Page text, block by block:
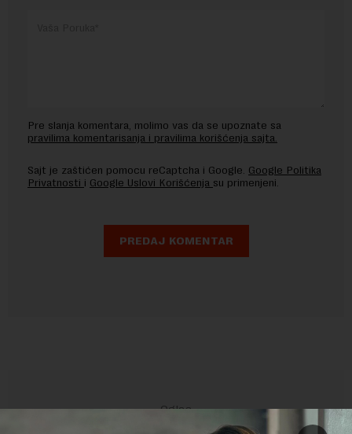
Pre slanja komentara, molimo vas da se upoznate sa
pravilima komentarisanja i pravilima korišćenja sajta.
Sajt je zaštićen pomocu reCaptcha i Google. Google Politika
Privatnosti i Google Uslovi Korišćenja su primenjeni.